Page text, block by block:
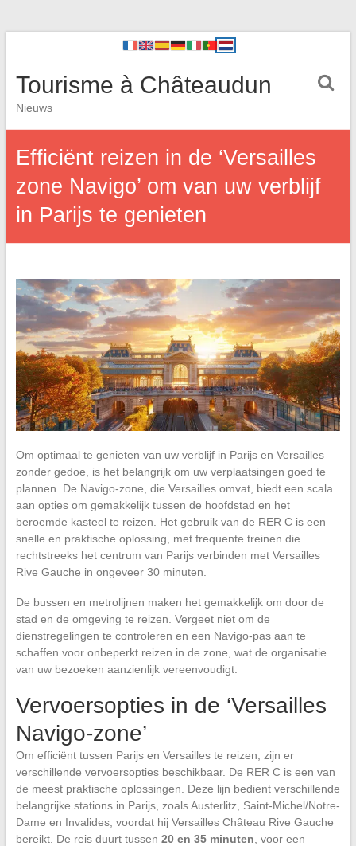
Tourisme à Châteaudun
Nieuws
Efficiënt reizen in de ‘Versailles
zone Navigo’ om van uw verblijf
in Parijs te genieten
Om optimaal te genieten van uw verblijf in Parijs en Versailles
zonder gedoe, is het belangrijk om uw verplaatsingen goed te
plannen. De Navigo-zone, die Versailles omvat, biedt een scala
aan opties om gemakkelijk tussen de hoofdstad en het
beroemde kasteel te reizen. Het gebruik van de RER C is een
snelle en praktische oplossing, met frequente treinen die
rechtstreeks het centrum van Parijs verbinden met Versailles
Rive Gauche in ongeveer 30 minuten.
De bussen en metrolijnen maken het gemakkelijk om door de
stad en de omgeving te reizen. Vergeet niet om de
dienstregelingen te controleren en een Navigo-pas aan te
schaffen voor onbeperkt reizen in de zone, wat de organisatie
van uw bezoeken aanzienlijk vereenvoudigt.
Vervoersopties in de ‘Versailles
Navigo-zone’
Om efficiënt tussen Parijs en Versailles te reizen, zijn er
verschillende vervoersopties beschikbaar. De RER C is een van
de meest praktische oplossingen. Deze lijn bedient verschillende
belangrijke stations in Parijs, zoals Austerlitz, Saint-Michel/Notre-
Dame en Invalides, voordat hij Versailles Château Rive Gauche
bereikt. De reis duurt tussen 20 en 35 minuten , voor een